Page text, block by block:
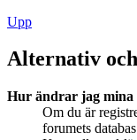
Upp
Alternativ
Hur ändrar jag mina
Om du är
forumets